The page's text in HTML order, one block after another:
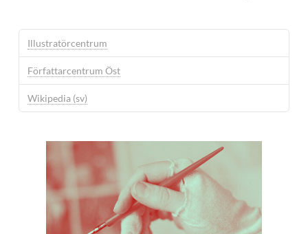
Illustratörcentrum
Författarcentrum Öst
Wikipedia (sv)